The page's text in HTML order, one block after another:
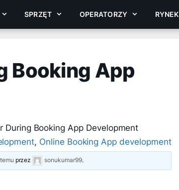
SPRZĘT OPERATORZY RYNEK
Booking App
During Booking App Development
, Online Booking App development
przez sonukumar99.